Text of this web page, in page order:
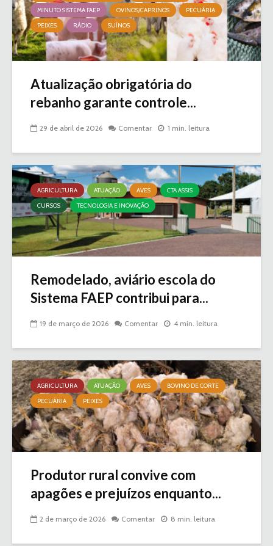
MINUTO SISTEMA FAEP
OVINOS/CAPRINOS
PECUÁRIA
PEIXES
RÁDIO SUÍNOS
Atualização obrigatória do
rebanho garante controle...
29 de abril de 2026 Comentar 1 min. leitura
AGRICULTURA ATUAÇÃO AVES
CTA ASSIS
CURSOS
TECNOLOGIA E INOVAÇÃO
Remodelado, aviário escola do
Sistema FAEP contribui para...
19 de março de 2026 Comentar 4 min. leitura
AGRICULTURA ATUAÇÃO AVES
BOVINO DE CORTE
PECUÁRIA
PEIXES
Produtor rural convive com
apagões e prejuízos enquanto...
2 de março de 2026 Comentar 8 min. leitura